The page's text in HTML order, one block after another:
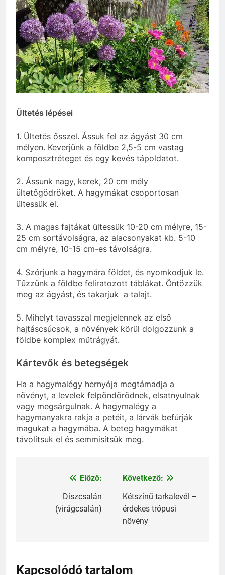
Ültetés lépései
1. Ültetés ősszel. Ássuk fel az ágyást 30 cm
mélyen. Keverjünk a földbe 2,5-5 cm vastag
komposztréteget és egy kevés tápoldatot.
2. Ássunk nagy, kerek, 20 cm mély
ültetőgödröket. A hagymákat csoportosan
ültessük el.
3. A magas fajtákat ültessük 10-20 cm mélyre, 15-
25 cm sortávolságra, az alacsonyakat kb. 5-10
cm mélyre, 10-15 cm-es távolságra.
4. Szórjunk a hagymára földet, és nyomkodjuk le.
Tűzzünk a földbe feliratozott táblákat. Öntözzük
meg az ágyást, és takarjuk a talajt.
5. Mihelyt tavasszal megjelennek az első
hajtáscsúcsok, a növények körül dolgozzunk a
földbe komplex műtrágyát.
Kártevők és betegségek
Ha a hagymalégy hernyója megtámadja a
növényt, a levelek felpöndörödnek, elsatnyulnak
vagy megsárgulnak. A hagymalégy a
hagymanyakra rakja a petéit, a lárvák befúrják
magukat a hagymába. A beteg hagymákat
távolítsuk el és semmisítsük meg.
Bejegyzés
navigáció
Előző:
Díszcsalán
(virágcsalán)
Következő:
Kétszínű tarkalevél –
érdekes trópusi
növény
Kapcsolódó tartalom